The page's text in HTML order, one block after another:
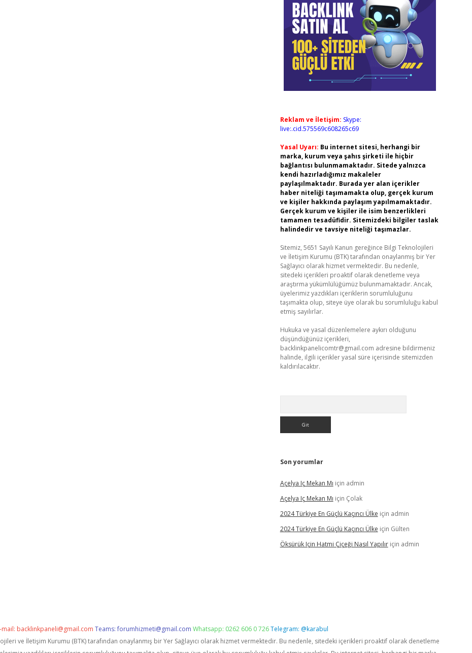
Reklam ve İletişim: Skype:
live:.cid.575569c608265c69
Yasal Uyarı: Bu internet sitesi, herhangi bir
marka, kurum veya şahıs şirketi ile hiçbir
bağlantısı bulunmamaktadır. Sitede yalnızca
kendi hazırladığımız makaleler
paylaşılmaktadır. Burada yer alan içerikler
haber niteliği taşımamakta olup, gerçek kurum
ve kişiler hakkında paylaşım yapılmamaktadır.
Gerçek kurum ve kişiler ile isim benzerlikleri
tamamen tesadüfidir. Sitemizdeki bilgiler taslak
halindedir ve tavsiye niteliği taşımazlar.
Sitemiz, 5651 Sayılı Kanun gereğince Bilgi Teknolojileri
ve İletişim Kurumu (BTK) tarafından onaylanmış bir Yer
Sağlayıcı olarak hizmet vermektedir. Bu nedenle,
sitedeki içerikleri proaktif olarak denetleme veya
araştırma yükümlülüğümüz bulunmamaktadır. Ancak,
üyelerimiz yazdıkları içeriklerin sorumluluğunu
taşımakta olup, siteye üye olarak bu sorumluluğu kabul
etmiş sayılırlar.
Hukuka ve yasal düzenlemelere aykırı olduğunu
düşündüğünüz içerikleri,
backlinkpanelicomtr@gmail.com adresine bildirmeniz
halinde, ilgili içerikler yasal süre içerisinde sitemizden
kaldırılacaktır.
Son yorumlar
Açelya Iç Mekan Mı için admin
Açelya Iç Mekan Mı için Çolak
2024 Türkiye En Güçlü Kaçıncı Ülke için admin
2024 Türkiye En Güçlü Kaçıncı Ülke için Gülten
Öksürük Için Hatmi Çiçeği Nasıl Yapılıriçin admin
mail: backlinkpaneli@gmail.com Teams:forumhizmeti@gmail.com Whatsapp: 0262 606 0 726Telegram: @karabul
ve İletişim Kurumu (BTK) tarafından onaylanmış bir Yer Sağlayıcı olarak hizmet vermektedir. Bu nedenle, sitedeki içerikleri proaktif olarak denetleme